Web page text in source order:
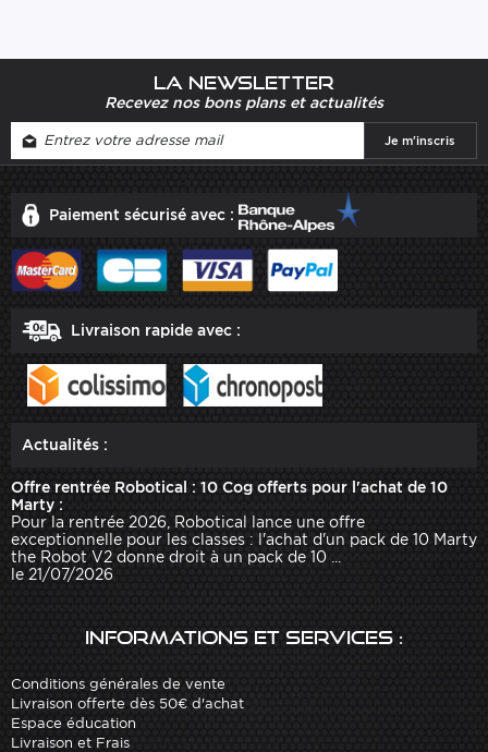
La newsletter
Recevez nos bons plans et actualités
Paiement sécurisé avec :
Livraison rapide avec :
Actualités :
Offre rentrée Robotical : 10 Cog offerts pour l'achat de 10
Marty :
Pour la rentrée 2026, Robotical lance une offre
exceptionnelle pour les classes : l'achat d'un pack de 10 Marty
the Robot V2 donne droit à un pack de 10 ...
le 21/07/2026
Informations et services :
Conditions générales de vente
Livraison offerte dès 50€ d'achat
Espace éducation
Livraison et Frais